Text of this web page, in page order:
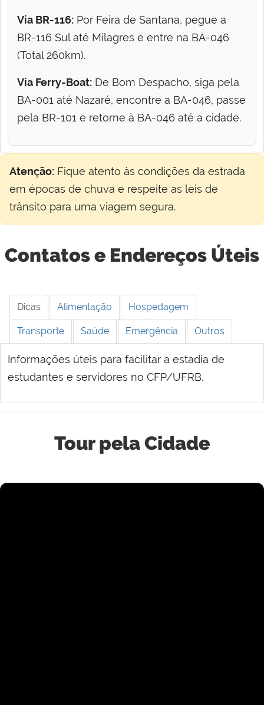
Via BR-116: Por Feira de Santana, pegue a
BR-116 Sul até Milagres e entre na BA-046
(Total 260km).
Via Ferry-Boat: De Bom Despacho, siga pela
BA-001 até Nazaré, encontre a BA-046, passe
pela BR-101 e retorne à BA-046 até a cidade.
Atenção: Fique atento às condições da estrada
em épocas de chuva e respeite as leis de
trânsito para uma viagem segura.
Contatos e Endereços Úteis
Dicas Alimentação Hospedagem
Transporte Saúde Emergência Outros
Informações úteis para facilitar a estadia de
estudantes e servidores no CFP/UFRB.
Tour pela Cidade